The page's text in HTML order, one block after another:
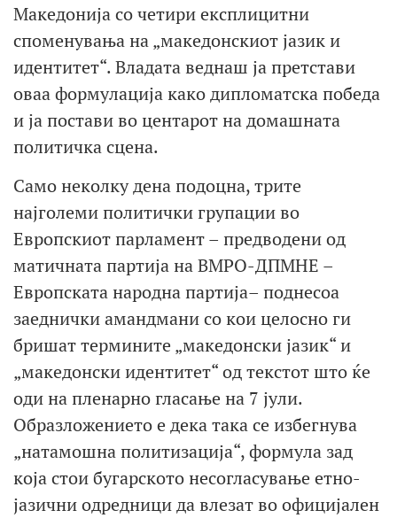
Македонија со четири експлицитни
споменувања на „македонскиот јазик и
идентитет“. Владата веднаш ја претстави
оваа формулација како дипломатска победа
и ја постави во центарот на домашната
политичка сцена.
Само неколку дена подоцна, трите
најголеми политички групации во
Европскиот парламент – предводени од
матичната партија на ВМРО-ДПМНЕ –
Европската народна партија– поднесоа
заеднички амандмани со кои целосно ги
бришат термините „македонски јазик“ и
„македонски идентитет“ од текстот што ќе
оди на пленарно гласање на 7 јули.
Образложението е дека така се избегнува
„натамошна политизација“, формула зад
која стои бугарското несогласување етно-
јазични одредници да влезат во официјален